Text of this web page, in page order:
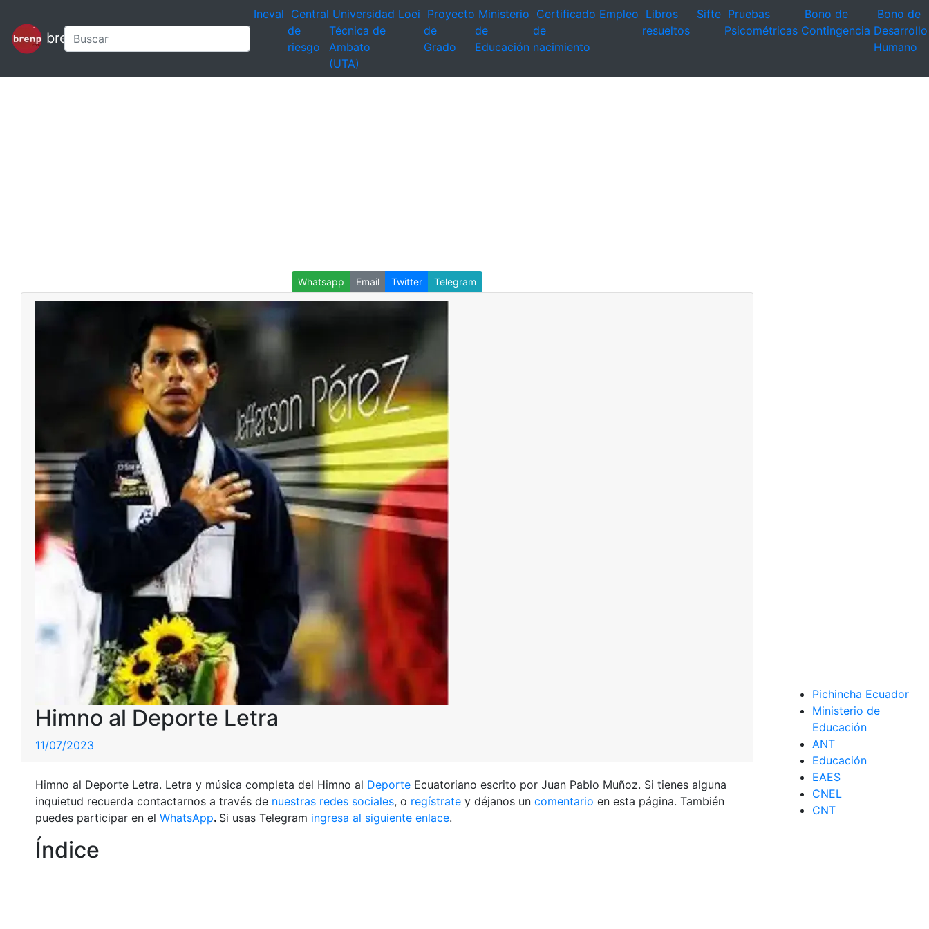
brenp
Ineval Central
de
riesgo
Universidad
Técnica de
Ambato
(UTA)
Loei Proyecto
de
Grado
Ministerio
de
Educación
Certificado
de
nacimiento
Empleo Libros
resueltos
Sifte Pruebas
Psicométricas
Bono de
Contingencia
Bono de
Desarrollo
Humano
Whatsapp Email Twitter Telegram
Himno al Deporte Letra
11/07/2023
Himno al Deporte Letra. Letra y música completa del Himno al Deporte Ecuatoriano escrito por Juan Pablo Muñoz. Si tienes alguna
inquietud recuerda contactarnos a través de nuestras redes sociales, o regístrate y déjanos un comentario en esta página. También
puedes participar en el WhatsApp. Si usas Telegram ingresa al siguiente enlace.
Índice
Pichincha Ecuador
Ministerio de
Educación
ANT
Educación
EAES
CNEL
CNT